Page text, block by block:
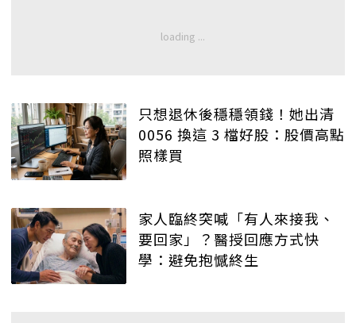
只想退休後穩穩領錢！她出清
0056 換這 3 檔好股：股價高點
照樣買
家人臨終突喊「有人來接我、
要回家」？醫授回應方式快
學：避免抱憾終生